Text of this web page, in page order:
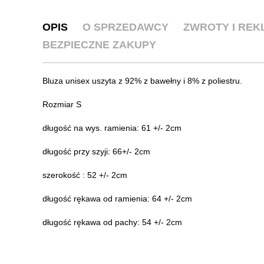
OPIS O SPRZEDAWCY ZWROTY I
BEZPIECZNE ZAKUPY
Bluza unisex uszyta z 92% z bawełny i 8% z poliestru.
Rozmiar S
długość na wys. ramienia: 61 +/- 2cm
długość przy szyji: 66+/- 2cm
szerokość : 52 +/- 2cm
długość rękawa od ramienia: 64 +/- 2cm
długość rękawa od pachy: 54 +/- 2cm